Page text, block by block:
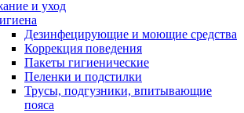
и уход
Дезинфецирующие и моющие средства
Коррекция поведения
Пакеты гигиенические
Пеленки и подстилки
Трусы, подгузники, впитывающие
пояса